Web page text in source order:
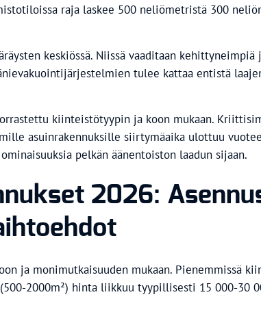
raja laskee 500 neliömetristä 300
keskiössä. Niissä vaaditaan
tulee kattaa entistä
kiinteistötyypin ja koon mukaan.
asuinrakennuksille siirtymäaika ulottuu
pelkän äänentoiston laadun sijaan.
2026:
ja monimutkaisuuden mukaan. Pienemmissä
2000m²) hinta liikkuu tyypillisesti 15 000-30